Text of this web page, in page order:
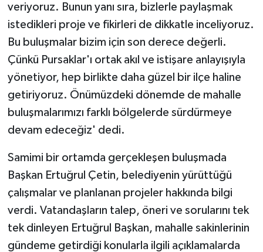
veriyoruz. Bunun yanı sıra, bizlerle paylaşmak
istedikleri proje ve fikirleri de dikkatle inceliyoruz.
Bu buluşmalar bizim için son derece değerli.
Çünkü Pursaklar'ı ortak akıl ve istişare anlayışıyla
yönetiyor, hep birlikte daha güzel bir ilçe haline
getiriyoruz. Önümüzdeki dönemde de mahalle
buluşmalarımızı farklı bölgelerde sürdürmeye
devam edeceğiz' dedi.
Samimi bir ortamda gerçekleşen buluşmada
Başkan Ertuğrul Çetin, belediyenin yürüttüğü
çalışmalar ve planlanan projeler hakkında bilgi
verdi. Vatandaşların talep, öneri ve sorularını tek
tek dinleyen Ertuğrul Başkan, mahalle sakinlerinin
gündeme getirdiği konularla ilgili açıklamalarda
Turizm
YAŞAM
YEREL